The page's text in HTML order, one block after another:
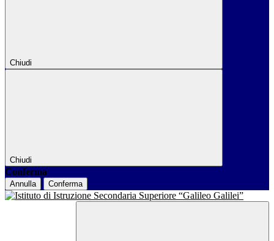
Chiudi
Chiudi
Conferma
Annulla Conferma